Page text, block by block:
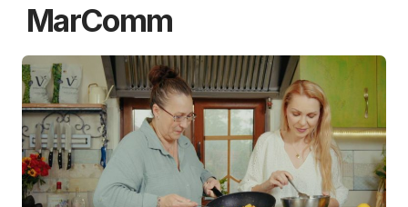
MarComm